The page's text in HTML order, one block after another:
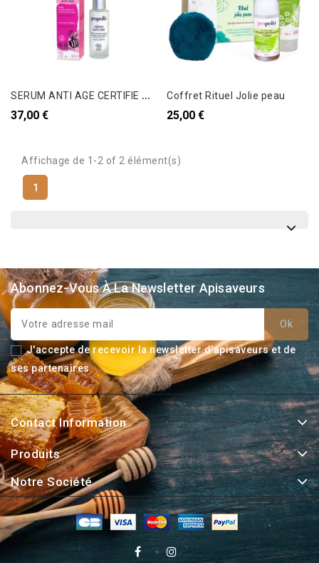
S
ERUM ANTI AGE CERTIFIE BIO - Pollen & Acide hyaluronique
37,00 €
Coffret Rituel Jolie peau
25,00 €
Affichage de 1-2 of 2 élément(s)
1
Abonnez-Vous À La Newsletter Apisaveurs
J'accepte de recevoir la newsletter d'apisaveurs et de
ses partenaires.
Contact Information
Produits
Notre Société